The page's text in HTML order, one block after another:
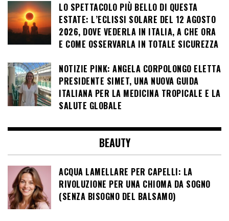
LO SPETTACOLO PIÙ BELLO DI QUESTA
ESTATE: L’ECLISSI SOLARE DEL 12 AGOSTO
2026, DOVE VEDERLA IN ITALIA, A CHE ORA
E COME OSSERVARLA IN TOTALE SICUREZZA
NOTIZIE PINK: ANGELA CORPOLONGO ELETTA
PRESIDENTE SIMET, UNA NUOVA GUIDA
ITALIANA PER LA MEDICINA TROPICALE E LA
SALUTE GLOBALE
BEAUTY
ACQUA LAMELLARE PER CAPELLI: LA
RIVOLUZIONE PER UNA CHIOMA DA SOGNO
(SENZA BISOGNO DEL BALSAMO)